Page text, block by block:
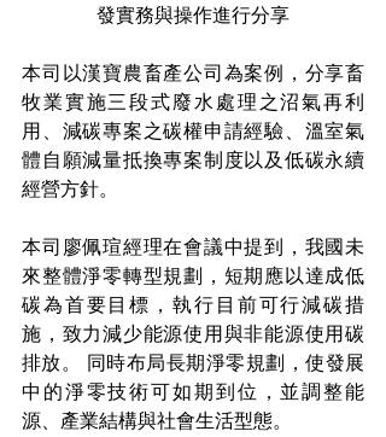
發實務與操作進行分享
本司以漢寶農畜產公司為案例，分享畜
牧業實施三段式廢水處理之沼氣再利
用、減碳專案之碳權申請經驗、溫室氣
體自願減量抵換專案制度以及低碳永續
經營方針。
本司廖佩瑄經理在會議中提到，我國未
來整體淨零轉型規劃，短期應以達成低
碳為首要目標，執行目前可行減碳措
施，致力減少能源使用與非能源使用碳
排放。 同時布局長期淨零規劃，使發展
中的淨零技術可如期到位，並調整能
源、產業結構與社會生活型態。